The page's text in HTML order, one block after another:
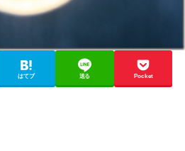
はてブ 送る Pocket